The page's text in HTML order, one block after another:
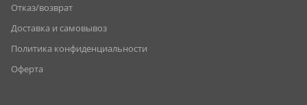
Отказ/возврат
Доставка и самовывоз
Политика конфиденциальности
Оферта